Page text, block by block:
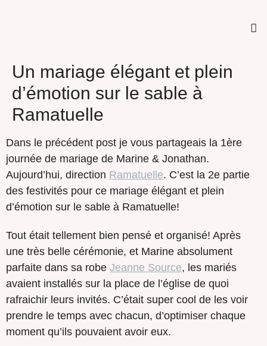
Un mariage élégant et plein
d’émotion sur le sable à
Ramatuelle
Dans le précédent post je vous partageais la 1ère
journée de mariage de Marine & Jonathan.
Aujourd’hui, direction Ramatuelle. C’est la 2e partie
des festivités pour ce mariage élégant et plein
d’émotion sur le sable à Ramatuelle!
Tout était tellement bien pensé et organisé! Après
une très belle cérémonie, et Marine absolument
parfaite dans sa robe Jeanne Source, les mariés
avaient installés sur la place de l’église de quoi
rafraichir leurs invités. C’était super cool de les voir
prendre le temps avec chacun, d’optimiser chaque
moment qu’ils pouvaient avoir eux.